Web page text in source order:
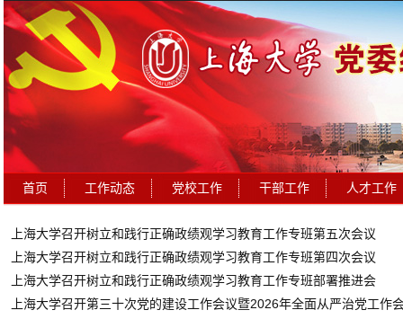
首页 工作动态 党校工作 干部工作 人才工作
上海大学召开树立和践行正确政绩观学习教育工作专班第五次会议
上海大学召开树立和践行正确政绩观学习教育工作专班第四次会议
上海大学召开树立和践行正确政绩观学习教育工作专班部署推进会
上海大学召开第三十次党的建设工作会议暨2026年全面从严治党工作